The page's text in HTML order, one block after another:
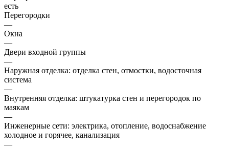
есть
Перегородки
—
Окна
—
Двери входной группы
—
Наружная отделка: отделка стен, отмостки, водосточная
система
—
Внутренняя отделка: штукатурка стен и перегородок по
маякам
—
Инженерные сети: электрика, отопление, водоснабжение
холодное и горячее, канализация
—